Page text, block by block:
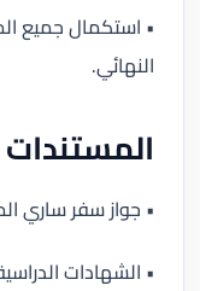
• استكمال جميع
النهائي.
• جواز سفر ساري
• الشهادات